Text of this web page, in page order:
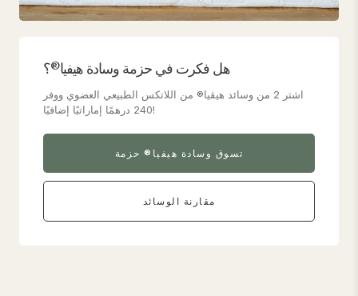
هل فكرت في حزمة وسادة هيفيا®؟
اشتر 2 من وسائد هيڤيا® من اللاتكس الطبيعي العضوي ووفر
240 درهمًا إماراتيًا إضافيًا!
تسوق وسادة هيفيا® حزمة
مقارنة الوسائد